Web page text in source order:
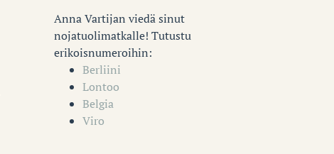
Anna Vartijan viedä sinut
nojatuolimatkalle! Tutustu
erikoisnumeroihin:
Berliini
Lontoo
Belgia
Viro